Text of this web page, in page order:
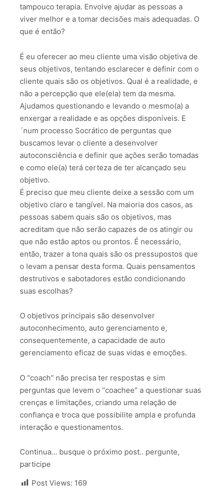
tampouco terapia. Envolve ajudar as pessoas a
viver melhor e a tomar decisões mais adequadas. O
que é então?
É eu oferecer ao meu cliente uma visão objetiva de
seus objetivos, tentando esclarecer e definir com o
cliente quais são os objetivos. Qual é a realidade, e
não a percepção que ele(ela) tem da mesma.
Ajudamos questionando e levando o mesmo(a) a
enxergar a realidade e as opções disponíveis. E
´num processo Socrático de perguntas que
buscamos levar o cliente a desenvolver
autoconsciência e definir que ações serão tomadas
e como ele(a) terá certeza de ter alcançado seu
objetivo.
É preciso que meu cliente deixe a sessão com um
objetivo claro e tangível. Na maioria dos casos, as
pessoas sabem quais são os objetivos, mas
acreditam que não serão capazes de os atingir ou
que não estão aptos ou prontos. É necessário,
então, trazer a tona quais são os pressupostos que
o levam a pensar desta forma. Quais pensamentos
destrutivos e sabotadores estão condicionando
suas escolhas?
O objetivos principais são desenvolver
autoconhecimento, auto gerenciamento e,
consequentemente, a capacidade de auto
gerenciamento eficaz de suas vidas e emoções.
O “coach” não precisa ter respostas e sim
perguntas que levem o “coachee” a questionar suas
crenças e limitações, criando uma relação de
confiança e troca que possibilite ampla e profunda
interação e questionamentos.
Continua… busque o próximo post.. pergunte,
participe
Post Views: 169